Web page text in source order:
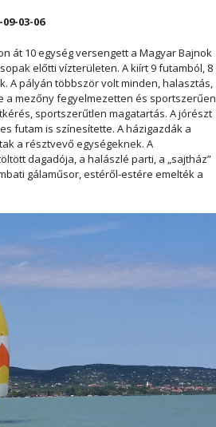
03-06
át 10 egység versengett a Magyar Bajnok
előtti vízterületen. A kiírt 9 futamból, 8
A pályán többször volt minden, halasztás,
mezőny fegyelmezetten és sportszerűen
sportszerűtlen magatartás. A jórészt
futam is színesítette. A házigazdák a
a résztvevő egységeknek. A
dagadója, a halászlé parti, a „sajtház”
gálaműsor, estéről-estére emelték a